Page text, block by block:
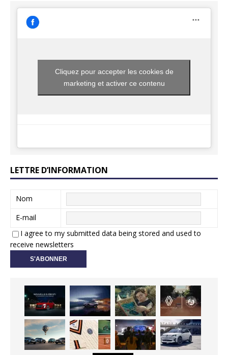
Cliquez pour accepter les cookies de
marketing et activer ce contenu
LETTRE D’INFORMATION
Nom
E-mail
I agree to my submitted data being stored and used to
receive newsletters